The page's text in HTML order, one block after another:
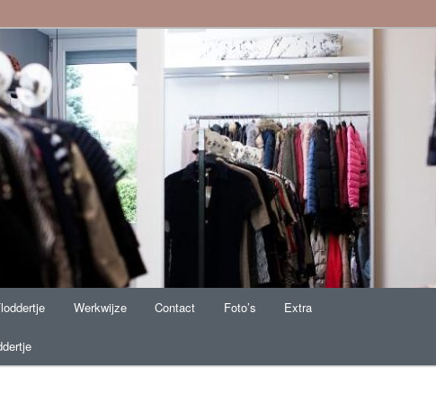
Werkwijze Contact Foto’s Extra